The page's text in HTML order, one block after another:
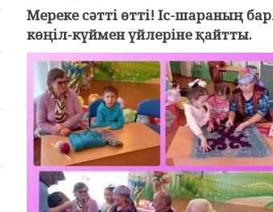
Мереке сәтті өтті! Іс-шараның
көңіл-күймен үйлеріне қайтты.